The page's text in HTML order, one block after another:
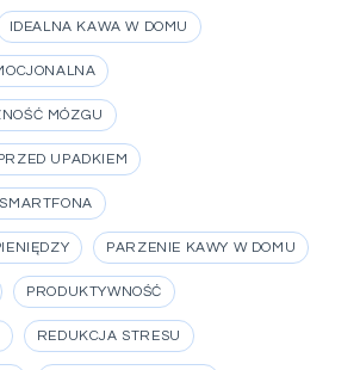
IDEALNA KAWA W DOMU
MÓZGU
UPADKIEM
PARZENIE KAWY W DOMU
PRODUKTYWNOŚĆ
REDUKCJA STRESU